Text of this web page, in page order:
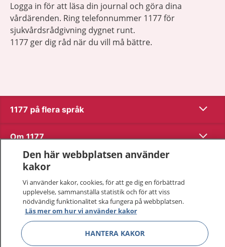
Logga in för att läsa din journal och göra dina
vårdärenden. Ring telefonnummer 1177 för
sjukvårdsrådgivning dygnet runt.
1177 ger dig råd när du vill må bättre.
1177 på flera språk Visa
Om 1177 Visa
Kontakt
Behandling av personuppgifter
Hantering av kakor
Den här webbplatsen använder
kakor
Vi använder kakor, cookies, för att ge dig en förbättrad
upplevelse, sammanställa statistik och för att viss
nödvändig funktionalitet ska fungera på webbplatsen.
Läs mer om hur vi använder kakor
HANTERA KAKOR